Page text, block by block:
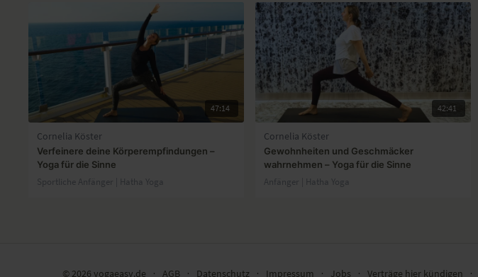
47:14
Cornelia Köster
Verfeinere deine Körperempfindungen –
Yoga für die Sinne
Sportliche Anfänger | Hatha Yoga
42:41
Cornelia Köster
Gewohnheiten und Geschmäcker
wahrnehmen – Yoga für die Sinne
Anfänger | Hatha Yoga
© 2026 yogaeasy.de ∙ AGB ∙ Datenschutz ∙ Impressum ∙ Jobs ∙ Verträge hier kündigen ∙